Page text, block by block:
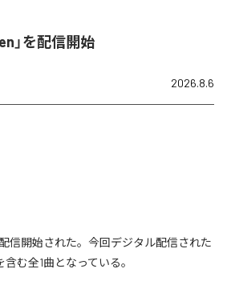
」を配信開始
2026.8.6
配信開始された。今回デジタル配信された
含む全1曲となっている。